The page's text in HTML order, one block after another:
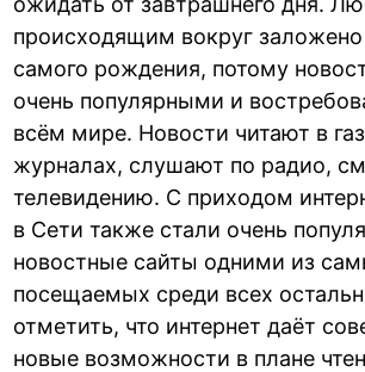
происходящим вокруг заложено
самого рождения, потому
очень популярными и
всём мире. Новости читают в
журналах, слушают по радио,
телевидению. С приходом
в Сети также стали очень
новостные сайты одними из
посещаемых среди всех
отметить, что интернет даёт
новые возможности в плане